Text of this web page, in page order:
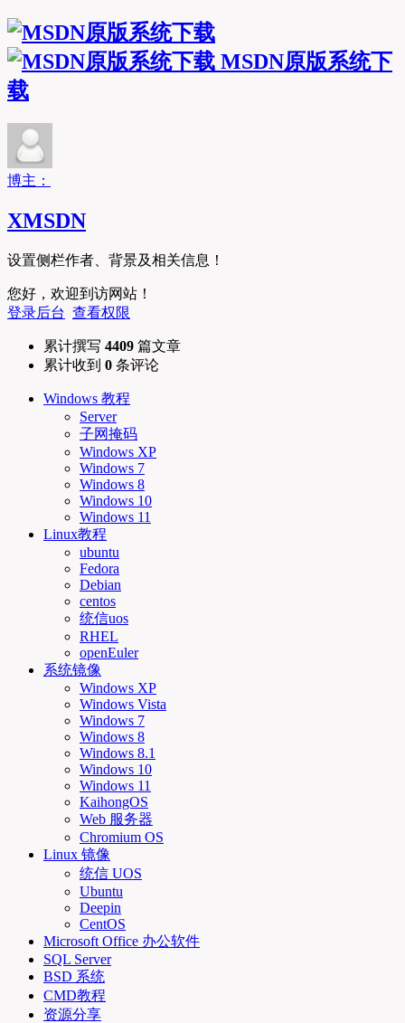
MSDN原版系统下
载
博主：
XMSDN
设置侧栏作者、背景及相关信息！
您好，欢迎到访网站！
登录后台 查看权限
累计撰写 4409 篇文章
累计收到 0 条评论
Windows 教程
Server
子网掩码
Windows XP
Windows 7
Windows 8
Windows 10
Windows 11
Linux教程
ubuntu
Fedora
Debian
centos
统信uos
RHEL
openEuler
系统镜像
Windows XP
Windows Vista
Windows 7
Windows 8
Windows 8.1
Windows 10
Windows 11
KaihongOS
Web 服务器
Chromium OS
Linux 镜像
统信 UOS
Ubuntu
Deepin
CentOS
Microsoft Office 办公软件
SQL Server
BSD 系统
CMD教程
资源分享